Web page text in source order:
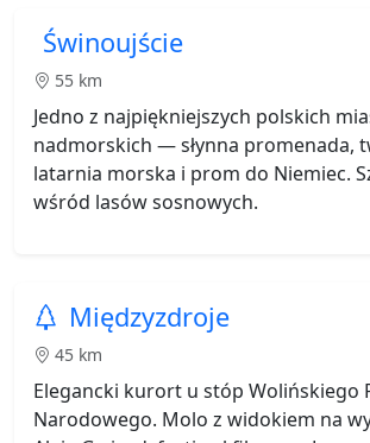
Świnoujście
55 km
Jedno z najpiękniejszych polskich
nadmorskich — słynna promenada,
latarnia morska i prom do Niemiec.
wśród lasów sosnowych.
Międzyzdroje
45 km
Elegancki kurort u stóp Wolińskiego
Narodowego. Molo z widokiem na